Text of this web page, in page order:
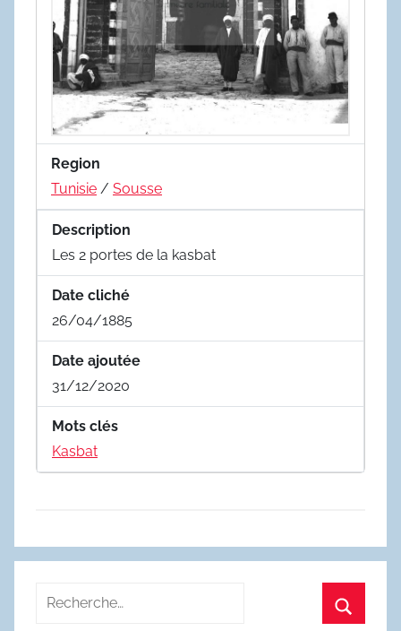
Region
Tunisie / Sousse
Description
Les 2 portes de la kasbat
Date cliché
26/04/1885
Date ajoutée
31/12/2020
Mots clés
Kasbat
Recherche